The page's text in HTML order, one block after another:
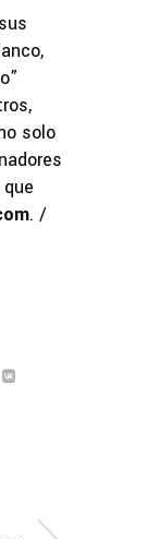
solo
. /